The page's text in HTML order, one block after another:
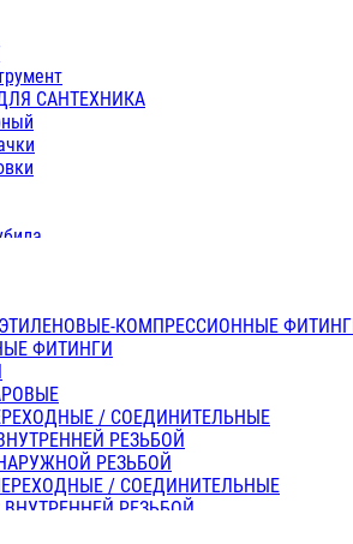
САНТЕХНИКА
КОМПРЕССИОННЫЕ
ФИТИНГИ
/ СОЕДИНИТЕЛЬНЫЕ
РЕЗЬБОЙ
РЕЗЬБОЙ
/ СОЕДИНИТЕЛЬНЫЕ
РЕЗЬБОЙ
РЕЗЬБОЙ